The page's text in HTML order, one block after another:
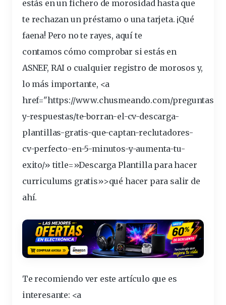
estás en un fichero de morosidadhasta que
te rechazan un préstamo o una tarjeta. ¡Qué
faena! Pero no te rayes, aquí te
contamos cómo comprobar si estás en
ASNEF, RAI o cualquierregistro de morosos y,
lo más importante, <a
href="https://www.chusmeando.com/preguntas-
y-respuestas/te-borran-el-cv-descarga-
plantillas-gratis-que-captan-reclutadores-
cv-perfecto-en-5-minutos-y-aumenta-tu-
exito/» title=»Descarga Plantilla para hacer
curriculums gratis»>qué hacer para salir de
ahí.
Te recomiendo ver este artículo que es
interesante: <a